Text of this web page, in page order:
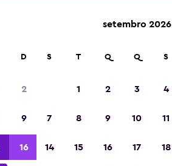
de 2023
D
2
9
16
setembro 2026
S T Q Q S
1 2 3 4
7 8 9 10 11
14 15 16 17 18